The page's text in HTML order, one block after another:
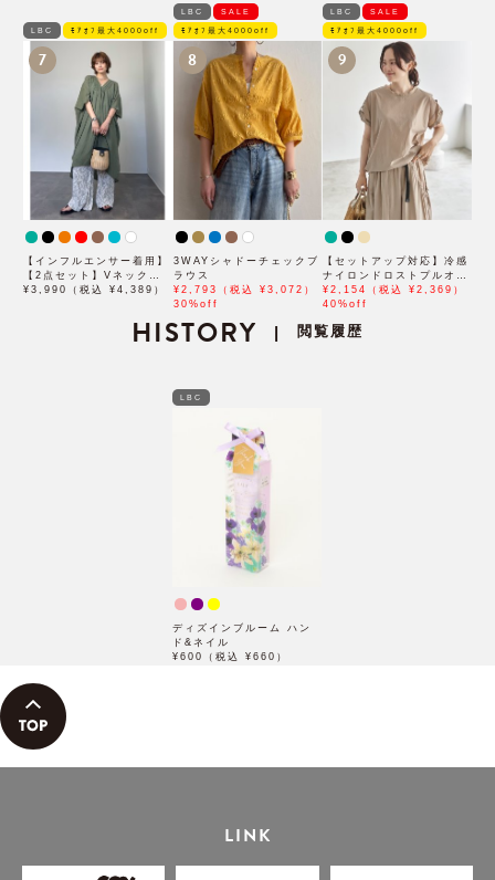
LBC ﾓｱｵﾌ最大4000off
7
【インフルエンサー着用】
【2点セット】Vネックピ
ンタックセットワンピース
¥3,990（税込 ¥4,389）
LBC SALE
ﾓｱｵﾌ最大4000off
8
3WAYシャドーチェックブ
ラウス
¥2,793（税込 ¥3,072）
30%off
LBC SALE
ﾓｱｵﾌ最大4000off
9
【セットアップ対応】冷感
ナイロンドロストプルオー
バー
¥2,154（税込 ¥2,369）
40%off
HISTORY | 閲覧履歴
LBC
ディズインブルーム ハン
ド&ネイル
¥600（税込 ¥660）
LINK